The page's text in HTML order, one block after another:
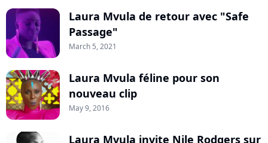
Laura Mvula de retour avec "Safe
Passage"
March 5, 2021
Laura Mvula féline pour son
nouveau clip
May 9, 2016
Laura Mvula invite Nile Rodgers sur